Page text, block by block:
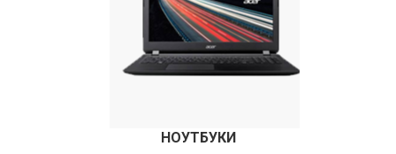
НОУТБУКИ